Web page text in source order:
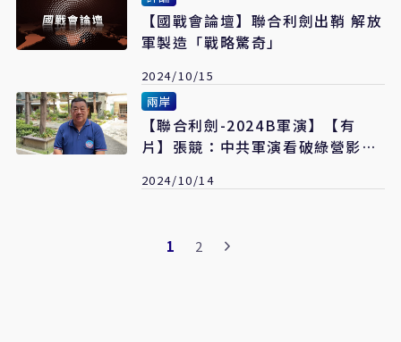
【國戰會論壇】聯合利劍出鞘 解放
軍製造「戰略驚奇」
2024/10/15
兩岸
【聯合利劍-2024B軍演】【有
片】張競：中共軍演看破綠營影響
2024/10/14
1 2